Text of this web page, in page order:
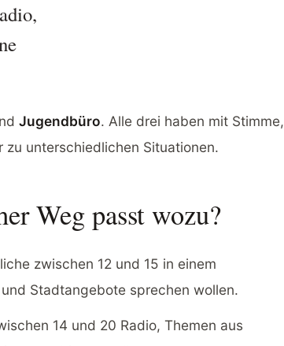
Jugendbüro. Alle drei haben mit Stimme,
unterschiedlichen Situationen.
Weg passt wozu?
zwischen 12 und 15 in einem
Stadtangebote sprechen wollen.
14 und 20 Radio, Themen aus